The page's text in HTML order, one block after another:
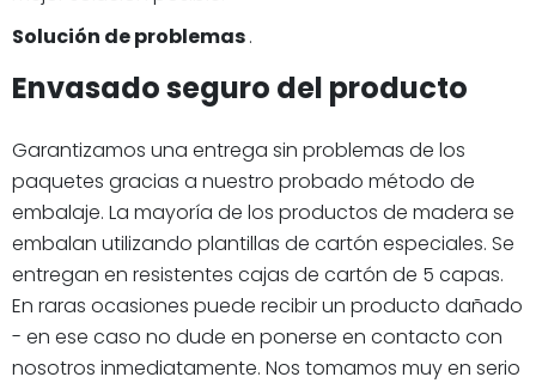
Solución de problemas.
Envasado seguro del producto
Garantizamos una entrega sin problemas de los
paquetes gracias a nuestro probado método de
embalaje. La mayoría de los productos de madera se
embalan utilizando plantillas de cartón especiales. Se
entregan en resistentes cajas de cartón de 5 capas.
En raras ocasiones puede recibir un producto dañado
- en ese caso no dude en ponerse en contacto con
nosotros inmediatamente. Nos tomamos muy en serio